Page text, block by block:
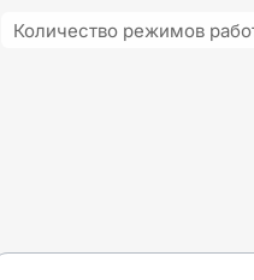
Количество режимов